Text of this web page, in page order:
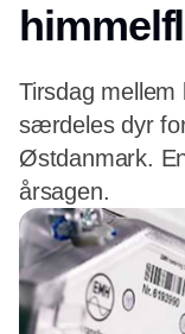
Tirsdag
særdeles dyr
Østdanmark.
årsagen.